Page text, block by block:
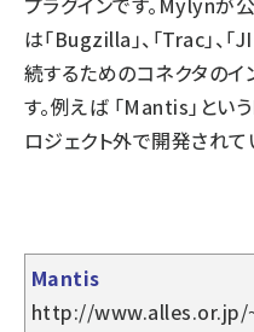
は「Bugzilla」、「Trac」、
続するためのコネクタのイ
す。例えば 「Mantis」と
ロジェクト外で開発されて
Mantis
http://